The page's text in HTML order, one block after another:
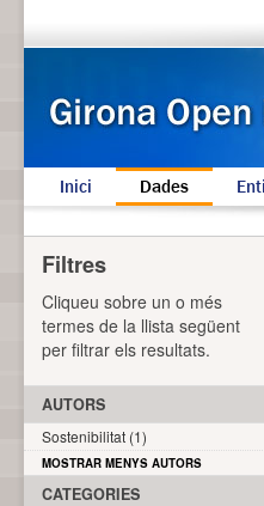
Inici Dades
Filtres
Cliqueu sobre un o més
termes de la llista següent
per filtrar els resultats.
AUTORS
Sostenibilitat (1)
MOSTRAR MENYS AUTORS
CATEGORIES